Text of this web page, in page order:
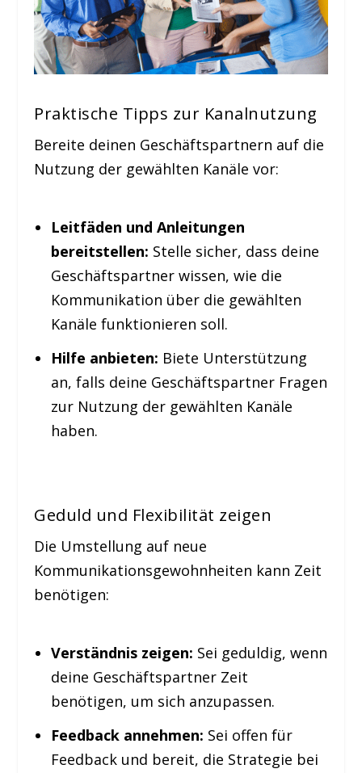
Praktische Tipps zur Kanalnutzung
Bereite deinen Geschäftspartnern auf die
Nutzung der gewählten Kanäle vor:
Leitfäden und Anleitungen
bereitstellen: Stelle sicher, dass deine
Geschäftspartner wissen, wie die
Kommunikation über die gewählten
Kanäle funktionieren soll.
Hilfe anbieten: Biete Unterstützung
an, falls deine Geschäftspartner Fragen
zur Nutzung der gewählten Kanäle
haben.
Geduld und Flexibilität zeigen
Die Umstellung auf neue
Kommunikationsgewohnheiten kann Zeit
benötigen:
Verständnis zeigen: Sei geduldig, wenn
deine Geschäftspartner Zeit
benötigen, um sich anzupassen.
Feedback annehmen: Sei offen für
Feedback und bereit, die Strategie bei